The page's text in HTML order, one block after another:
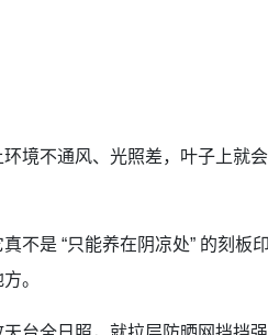
境不通风、光照差，叶子上就
不是 “只能养在阴凉处” 的刻板
。